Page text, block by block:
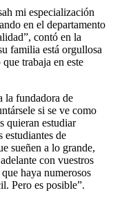
mi especialización
en el departamento
contó en la
familia está orgullosa
trabaja en este
la fundadora de
si se ve como
quieran estudiar
estudiantes de
sueñen a lo grande,
con vuestros
haya numerosos
Pero es posible”.